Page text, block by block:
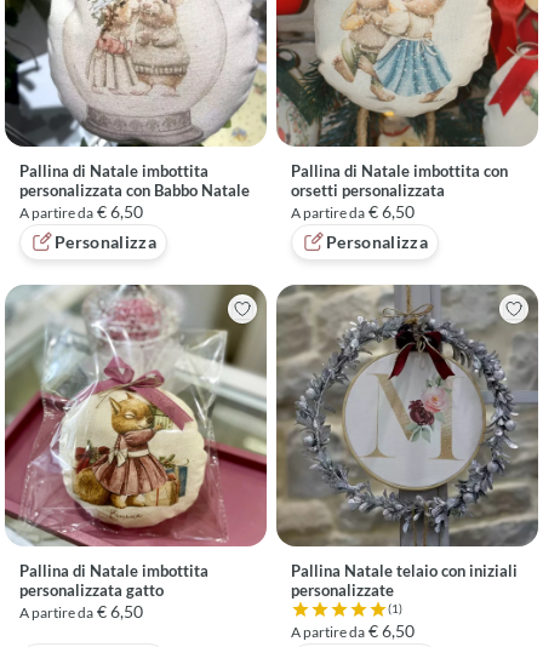
Pallina di Natale imbottita
personalizzata con Babbo Natale
A partire da € 6,50
Personalizza
Pallina di Natale imbottita con
orsetti personalizzata
A partire da € 6,50
Personalizza
Pallina di Natale imbottita
personalizzata gatto
A partire da € 6,50
Pallina Natale telaio con iniziali
personalizzate
(1)
Valutazione 5 su 5 basata su
A partire da € 6,50